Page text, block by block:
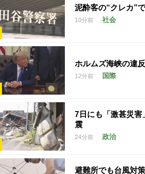
泥酔客の“クレカ”
10分前 社会
ホルムズ海峡の違
12分前 国際
7日にも「激甚災
震
24分前 政治
避難所でも台風対